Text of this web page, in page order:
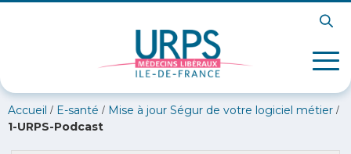
Accueil / E-santé / Mise à jour Ségur de votre logiciel métier /
1-URPS-Podcast